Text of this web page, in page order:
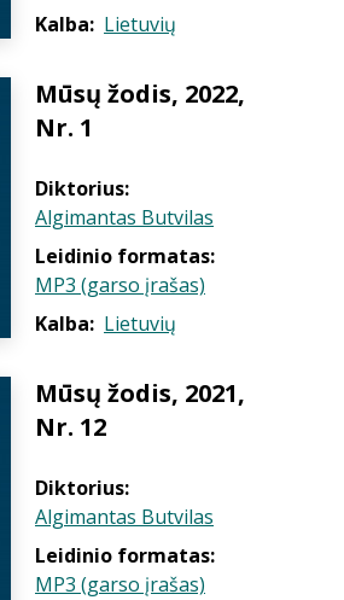
Kalba: Lietuvių
Mūsų žodis, 2022,
Nr. 1
Diktorius:
Algimantas Butvilas
Leidinio formatas:
MP3 (garso įrašas)
Kalba: Lietuvių
Mūsų žodis, 2021,
Nr. 12
Diktorius:
Algimantas Butvilas
Leidinio formatas:
MP3 (garso įrašas)